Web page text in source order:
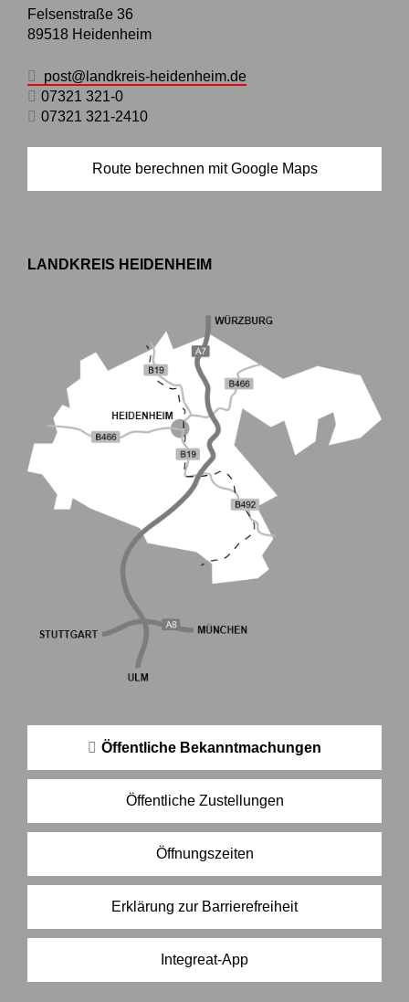
Felsenstraße 36
89518 Heidenheim
post@landkreis-heidenheim.de
07321 321-0
07321 321-2410
Route berechnen mit Google Maps
LANDKREIS HEIDENHEIM
Öffentliche Bekanntmachungen
Öffentliche Zustellungen
Öffnungszeiten
Erklärung zur Barrierefreiheit
Integreat-App